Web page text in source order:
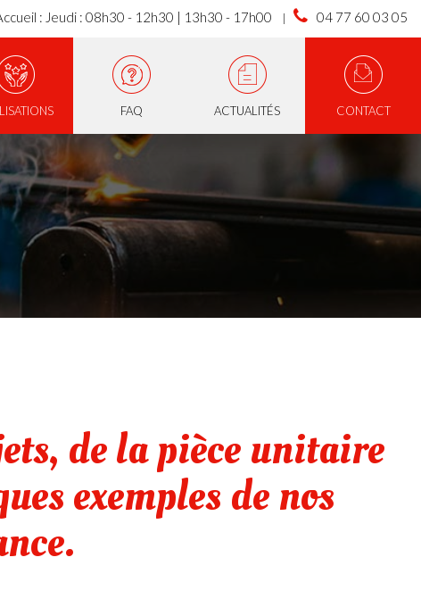
: Jeudi : 08h30 - 12h30 | 13h30 - 17h00 04 77 60 03 05
FAQ ACTUALITÉS CONTACT
de la pièce unitaire
exemples de nos